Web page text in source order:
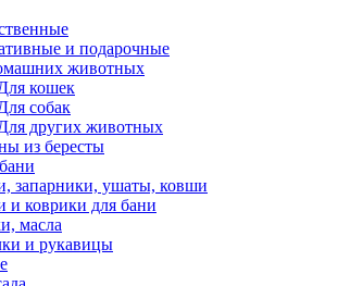
и подарочные
животных
кошек
собак
других животных
из бересты
запарники, ушаты, ковши
коврики для бани
масла
и рукавицы